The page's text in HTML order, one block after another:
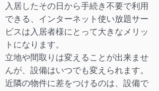
入居したその日から手続き不要で利用
できる、インターネット使い放題サー
ビスは入居者様にとって大きなメリッ
トになります。
立地や間取りは変えることが出来ませ
んが、設備はいつでも変えられます。
近隣の物件に差をつけるのは、設備で